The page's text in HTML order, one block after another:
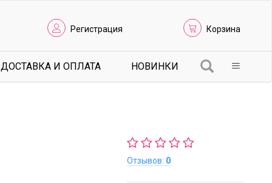
Регистрация Корзина
ДОСТАВКА И ОПЛАТА НОВИНКИ
Отзывов: 0